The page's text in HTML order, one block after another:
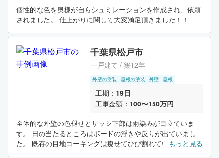
個性的な色を奥様が自らシュミレーションを作成され、依頼
されました。 仕上がりに関して大変満足頂きました！！
千葉県松戸市
一戸建て / 築12年
外壁の塗装 屋根の塗装 外壁 屋根
工期： 19日
工事金額： 100〜150万円
全体的な外壁の色褪せとサッシ下部は雨染みが目立ていま
す。 日の当たるところはボードの浮きや反りが出ていまし
た。 既存の目地コーキングは痩せてひび割れていました。固
...もっと見る